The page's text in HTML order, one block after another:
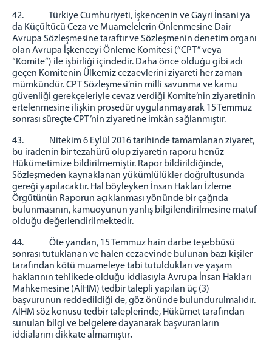
42. Türkiye Cumhuriyeti, İşkencenin ve Gayri İnsani ya
da Küçültücü Ceza ve Muamelelerin Önlenmesine Dair
Avrupa Sözleşmesine taraftır ve Sözleşmenin denetim organı
olan Avrupa İşkenceyi Önleme Komitesi (“CPT” veya
“Komite”) ile işbirliği içindedir. Daha önce olduğu gibi adı
geçen Komitenin Ülkemiz cezaevlerini ziyareti her zaman
mümkündür. CPT Sözleşmesi’nin milli savunma ve kamu
güvenliği gerekçeleriyle cevaz verdiği Komite’nin ziyaretinin
ertelenmesine ilişkin prosedür uygulanmayarak 15 Temmuz
sonrası süreçte CPT’nin ziyaretine imkân sağlanmıştır.
43. Nitekim 6 Eylül 2016 tarihinde tamamlanan ziyaret,
bu iradenin bir tezahürü olup ziyaretin raporu henüz
Hükümetimize bildirilmemiştir. Rapor bildirildiğinde,
Sözleşmeden kaynaklanan yükümlülükler doğrultusunda
gereği yapılacaktır. Hal böyleyken İnsan Hakları İzleme
Örgütünün Raporun açıklanması yönünde bir çağrıda
bulunmasının, kamuoyunun yanlış bilgilendirilmesine matuf
olduğu değerlendirilmektedir.
44. Öte yandan, 15 Temmuz hain darbe teşebbüsü
sonrası tutuklanan ve halen cezaevinde bulunan bazı kişiler
tarafından kötü muameleye tabi tutuldukları ve yaşam
haklarının tehlikede olduğu iddiasıyla Avrupa İnsan Hakları
Mahkemesine (AİHM) tedbir talepli yapılan üç (3)
başvurunun reddedildiği de, göz önünde bulundurulmalıdır.
AİHM söz konusu tedbir taleplerinde, Hükümet tarafından
sunulan bilgi ve belgelere dayanarak başvuranların
iddialarını dikkate almamıştır.